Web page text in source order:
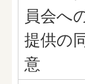
員会へ
提供の
意